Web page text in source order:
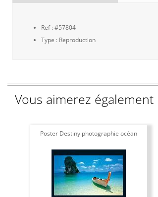
Ref : #57804
Type : Reproduction
Vous aimerez également
Poster Destiny photographie océan